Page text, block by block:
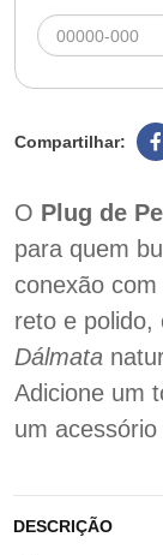
O Plug de
para quem
conexão
reto e polido,
Dálmata
Adicione um
um acessório
DESCRIÇÃO